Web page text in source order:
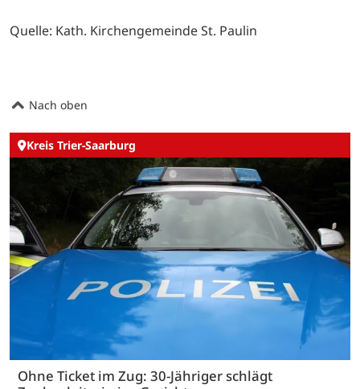
Quelle: Kath. Kirchengemeinde St. Paulin
Nach oben
Kreis Trier-Saarburg
Ohne Ticket im Zug: 30-Jähriger schlägt